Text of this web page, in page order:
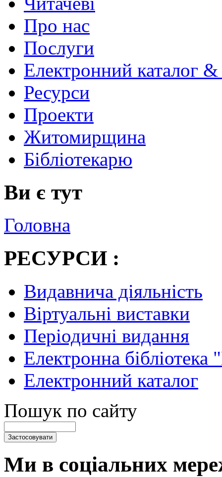
Про нас
Послуги
Електронний каталог
Ресурси
Проекти
Житомирщина
Бібліотекарю
Ви є тут
Головна
РЕСУРСИ :
Видавнича діяльність
Віртуальні виставки
Періодичні видання
Електронна
Електронний каталог
Пошук по сайту
Ми в соціальних